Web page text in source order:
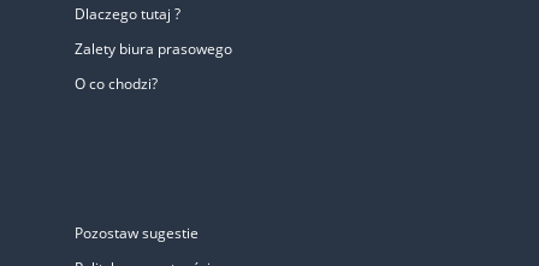
Dlaczego tutaj ?
Zalety biura prasowego
O co chodzi?
Pozostaw sugestie